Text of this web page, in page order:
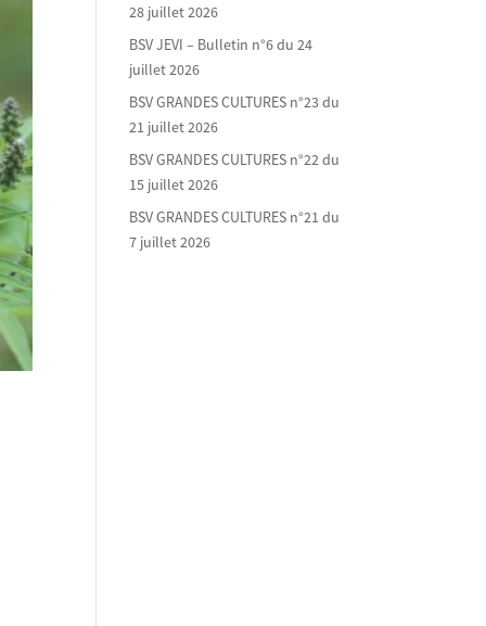
28 juillet 2026
BSV JEVI – Bulletin n°6 du 24
juillet 2026
BSV GRANDES CULTURES n°23 du
21 juillet 2026
BSV GRANDES CULTURES n°22 du
15 juillet 2026
BSV GRANDES CULTURES n°21 du
7 juillet 2026